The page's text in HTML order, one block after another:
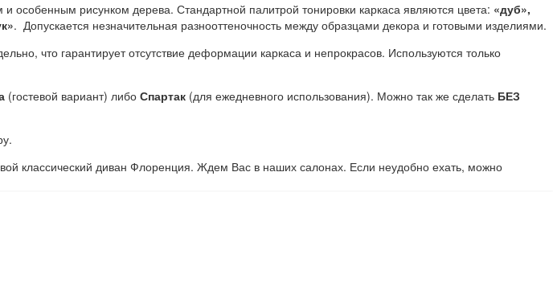
особенным рисунком дерева. Стандартной палитрой тонировки каркаса являются цвета: «дуб»,
. Допускается незначительная разнооттеночность между образцами декора и готовыми изделиями.
что гарантирует отсутствие деформации каркаса и непрокрасов. Используются только
(гостевой вариант) либо Спартак (для ежедневного использования). Можно так же сделать БЕЗ
классический диван Флоренция. Ждем Вас в наших салонах. Если неудобно ехать, можно